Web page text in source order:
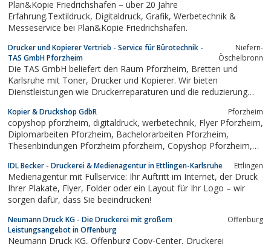
verschiedenen FarbenKopierpapiere für Schneid- und
Stanzformenabdrücke...
Plan&Kopie Friedrichshafen – über 20 Jahre
Erfahrung.Textildruck, Digitaldruck, Grafik, Werbetechnik &
Messeservice bei Plan&Kopie Friedrichshafen.
Drucker und Kopierer Vertrieb - Service für Bürotechnik -
TAS GmbH Pforzheim
Niefern-
Öschelbronn
Die TAS GmbH beliefert den Raum Pforzheim, Bretten und
Karlsruhe mit Toner, Drucker und Kopierer. Wir bieten
Dienstleistungen wie Druckerreparaturen und die reduzierung
Kopier & Druckshop GdbR Pforzheim
copyshop pforzheim, digitaldruck, werbetechnik, Flyer Pforzheim,
Diplomarbeiten Pforzheim, Bachelorarbeiten Pforzheim,
Thesenbindungen Pforzheim pforzheim, Copyshop Pforzheim,
Digitalprint, Digitaldruck, Kopien, kopieren, Kopie, Plakate
Pforzheim, Poster Pforzheim,...
IDL Becker - Druckerei & Medienagentur in Ettlingen-Karlsruhe Ettlingen
Medienagentur mit Fullservice: Ihr Auftritt im Internet, der Druck
Ihrer Plakate, Flyer, Folder oder ein Layout für Ihr Logo – wir
sorgen dafür, dass Sie beeindrucken!
Neumann Druck KG - Die Druckerei mit großem
Leistungsangebot in Offenburg
Offenburg
Neumann Druck KG, Offenburg Copy-Center, Druckerei